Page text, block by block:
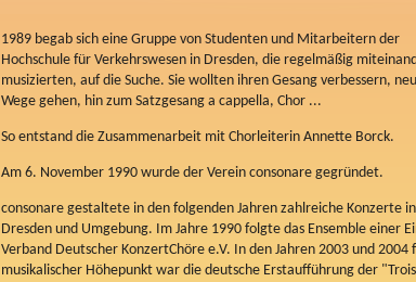
1989 begab sich eine Gruppe von Studenten und Mitarbeitern der
Hochschule für Verkehrswesen in Dresden, die regelmäßig
musizierten, auf die Suche. Sie wollten ihren Gesang verbessern,
Wege gehen, hin zum Satzgesang a cappella, Chor ...
So entstand die Zusammenarbeit mit Chorleiterin Annette Borck.
Am 6. November 1990 wurde der Verein consonare gegründet.
consonare gestaltete in den folgenden Jahren zahlreiche Konzerte in
Dresden und Umgebung. Im Jahre 1990 folgte das Ensemble einer
Verband Deutscher KonzertChöre e.V. In den Jahren 2003 und
musikalischer Höhepunkt war die deutsche Erstaufführung der